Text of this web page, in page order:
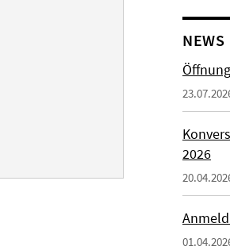
NEWS
2026